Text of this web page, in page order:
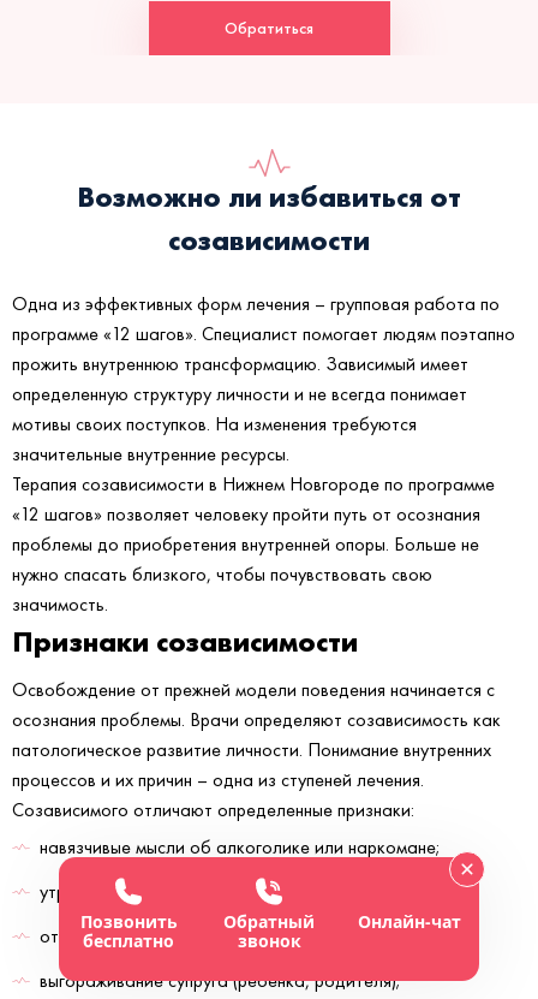
Обратиться
Возможно ли избавиться от
созависимости
Одна из эффективных форм лечения – групповая работа по
программе «12 шагов». Специалист помогает людям поэтапно
прожить внутреннюю трансформацию. Зависимый имеет
определенную структуру личности и не всегда понимает
мотивы своих поступков. На изменения требуются
значительные внутренние ресурсы.
Терапия созависимости в Нижнем Новгороде по программе
«12 шагов» позволяет человеку пройти путь от осознания
проблемы до приобретения внутренней опоры. Больше не
нужно спасать близкого, чтобы почувствовать свою
значимость.
Признаки созависимости
Освобождение от прежней модели поведения начинается с
осознания проблемы. Врачи определяют созависимость как
патологическое развитие личности. Понимание внутренних
процессов и их причин – одна из ступеней лечения.
Созависимого отличают определенные признаки:
навязчивые мысли об алкоголике или наркомане;
утрата контроля над собственной жизнью;
отрицание проблемы;
выгораживание супруга (ребенка, родителя);
Позвонить
бесплатно
Обратный
звонок
Онлайн-чат